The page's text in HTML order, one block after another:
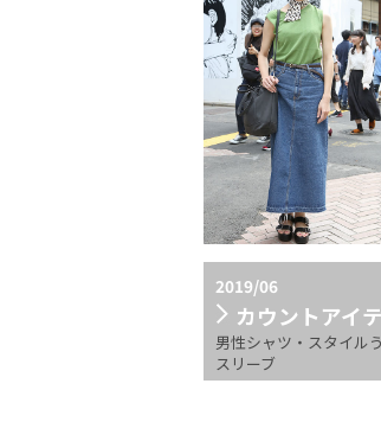
2019/06
カウントアイ
男性シャツ・スタイル
スリーブ